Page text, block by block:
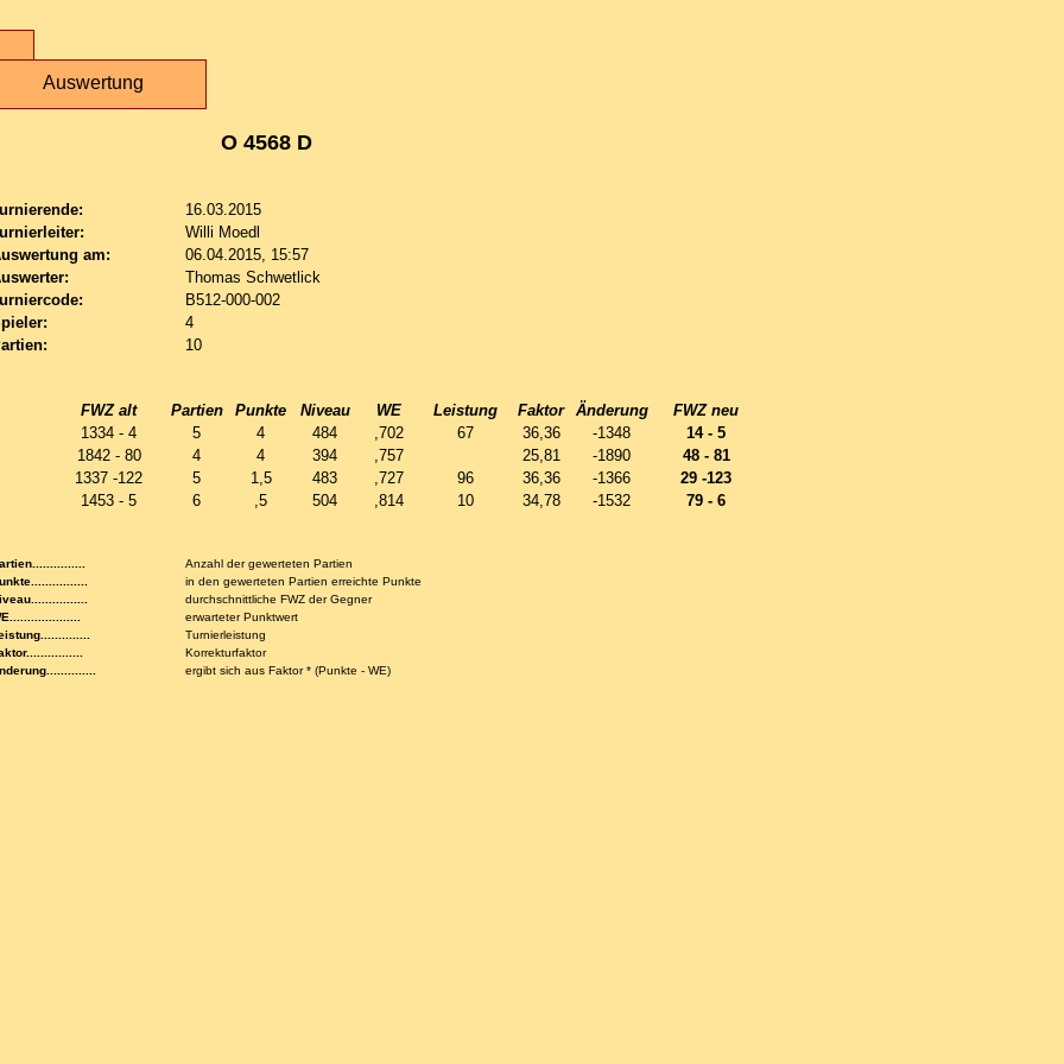
Auswertung
O 4568 D
16.03.2015
Willi Moedl
am:
06.04.2015, 15:57
Thomas Schwetlick
B512-000-002
4
10
FWZ alt Partien Punkte Niveau WE Leistung Faktor Änderung
FWZ neu
1334 - 4 5 4 484 ,702 67 36,36 -1348
14 - 5
1842 - 80 4 4 394 ,757 25,81 -1890
48 - 81
1337 -122 5 1,5 483 ,727 96 36,36 -1366
29 -123
1453 - 5 6 ,5 504 ,814 10 34,78 -1532 79 - 6
Anzahl der gewerteten Partien
in den gewerteten Partien erreichte Punkte
durchschnittliche FWZ der Gegner
erwarteter Punktwert
Turnierleistung
Korrekturfaktor
ergibt sich aus Faktor * (Punkte - WE)